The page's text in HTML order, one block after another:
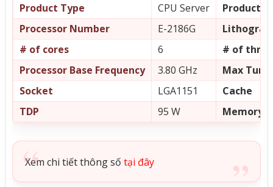
Product Type CPU Server
Product
Processor Number
E-2186G
# of cores
6
# of
Processor Base Frequency
3.80 GHz
Max
Socket
LGA1151
Cache
TDP
95 W Memory
Xem chi tiết thông số tại đây